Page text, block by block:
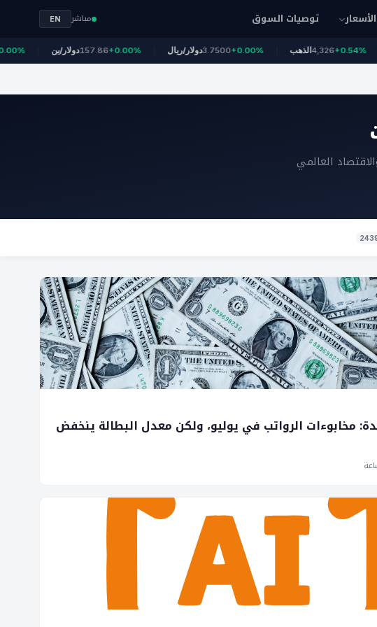
الأسعار توصيات السوق مباشر EN
دولار/ين 157.86+0.00% دولار/ريال 3.7500+0.00% الذهب +0.54% الفضة
العالمي
مخابوءات الرواتب في يوليو، ولكن معدل البطالة ينخفض